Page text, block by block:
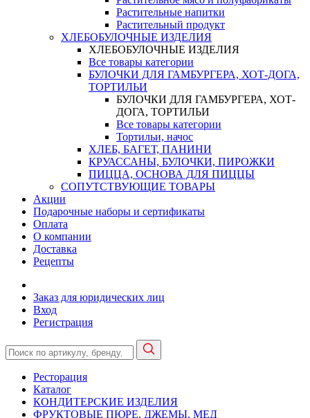
Растительные напитки
Растительный продукт
ХЛЕБОБУЛОЧНЫЕ ИЗДЕЛИЯ
ХЛЕБОБУЛОЧНЫЕ ИЗДЕЛИЯ
Все товары категории
БУЛОЧКИ ДЛЯ ГАМБУРГЕРА, ХОТ-ДОГА,
ТОРТИЛЬИ
БУЛОЧКИ ДЛЯ ГАМБУРГЕРА, ХОТ-
ДОГА, ТОРТИЛЬИ
Все товары категории
Тортильи, начос
ХЛЕБ, БАГЕТ, ПАНИНИ
КРУАССАНЫ, БУЛОЧКИ, ПИРОЖКИ
ПИЦЦА, ОСНОВА ДЛЯ ПИЦЦЫ
СОПУТСТВУЮЩИЕ ТОВАРЫ
Акции
Подарочные наборы и сертификаты
Оплата
О компании
Доставка
Рецепты
Заказ для юридических лиц
Вход
Регистрация
Ресторация
Каталог
КОНДИТЕРСКИЕ ИЗДЕЛИЯ
ФРУКТОВЫЕ ПЮРЕ, ДЖЕМЫ, МЕД